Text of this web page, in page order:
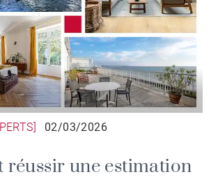
02/03/2026
réussir une estimation